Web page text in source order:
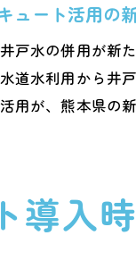
ュート活用の
戸水の併用が新
道水利用から井
用が、熊本県の
導入